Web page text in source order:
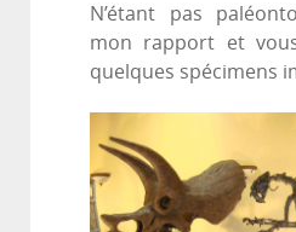
N’étant pas
mon rapport et
quelques spécimens